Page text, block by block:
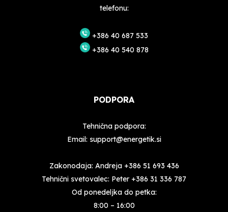
telefonu:
+386 40 687 533
+386 40 540 878
PODPORA
Tehnična podpora:
Email: support@energetik.si
Zakonodaja: Andreja +386 51 693 436
Tehnični svetovalec: Peter +386 31 336 787
Od ponedeljka do petka:
8:00 – 16:00